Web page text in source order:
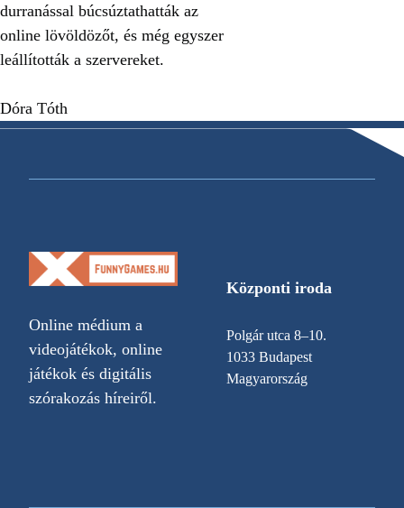
durranással búcsúztathatták az
online lövöldözőt, és még egyszer
leállították a szervereket.
Dóra Tóth
Online médium a
videojátékok, online
játékok és digitális
szórakozás híreiről.
Központi iroda
Polgár utca 8–10.
1033 Budapest
Magyarország